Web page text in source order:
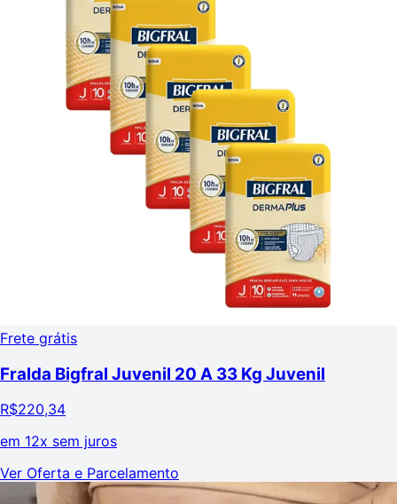
Frete grátis
Fralda Bigfral Juvenil 20 A 33 Kg Juvenil
R$220,34
em 12x sem juros
Ver Oferta e Parcelamento